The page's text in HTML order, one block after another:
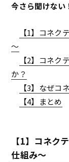
今さら聞けな
【1】コネク
～
【2】コネク
か？
【3】なぜコ
【4】まとめ
【1】コネク
仕組み～